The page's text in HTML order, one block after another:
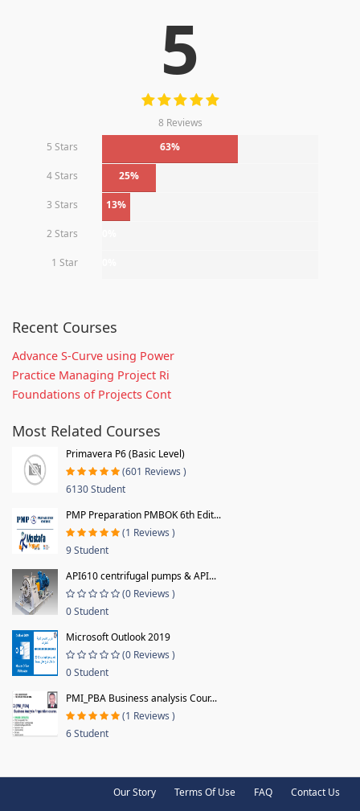
5
8 Reviews
5 Stars
63%
4 Stars 25%
3 Stars 13%
2 Stars
1 Star
Recent Courses
Advance S-Curve using Power
Practice Managing Project Ri
Foundations of Projects Cont
Most Related Courses
Primavera P6 (Basic Level)
(601 Reviews )
6130 Student
PMP Preparation PMBOK 6th Edit...
(1 Reviews )
9 Student
API610 centrifugal pumps & API...
(0 Reviews )
0 Student
Microsoft Outlook 2019
(0 Reviews )
0 Student
PMI_PBA Business analysis Cour...
(1 Reviews )
6 Student
Our Story Terms Of Use FAQ Contact Us